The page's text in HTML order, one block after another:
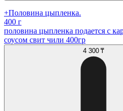
+Половина цыпленка.
400 г
половина цыпленка подается с
соусом свит чили 400гр
4 300 ₸